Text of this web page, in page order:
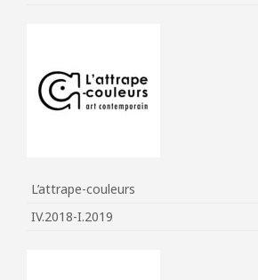
L’attrape-couleurs
IV.2018-I.2019